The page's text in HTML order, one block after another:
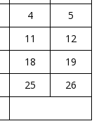
4
5
11
12
18
19
25
26